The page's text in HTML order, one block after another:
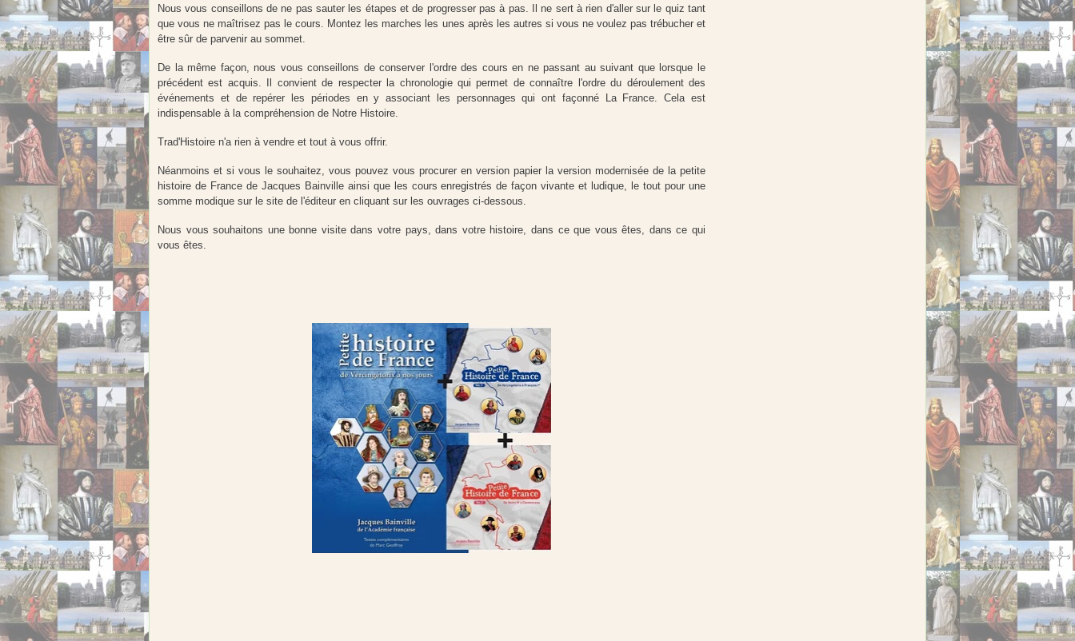
Nous vous conseillons de ne pas sauter les étapes et de progresser pas à pas. Il ne sert à rien d'aller sur le quiz tant
que vous ne maîtrisez pas le cours. Montez les marches les unes après les autres si vous ne voulez pas trébucher et
être sûr de parvenir au sommet.
De la même façon, nous vous conseillons de conserver l'ordre des cours en ne passant au suivant que lorsque le
précédent est acquis. Il convient de respecter la chronologie qui permet de connaître l'ordre du déroulement des
événements et de repérer les périodes en y associant les personnages qui ont façonné La France. Cela est
indispensable à la compréhension de Notre Histoire.
Trad'Histoire n'a rien à vendre et tout à vous offrir.
Néanmoins et si vous le souhaitez, vous pouvez vous procurer en version papier la version modernisée de la petite
histoire de France de Jacques Bainville ainsi que les cours enregistrés de façon vivante et ludique, le tout pour une
somme modique sur le site de l'éditeur en cliquant sur les ouvrages ci-dessous.
Nous vous souhaitons une bonne visite dans votre pays, dans votre histoire, dans ce que vous êtes, dans ce qui
vous êtes.